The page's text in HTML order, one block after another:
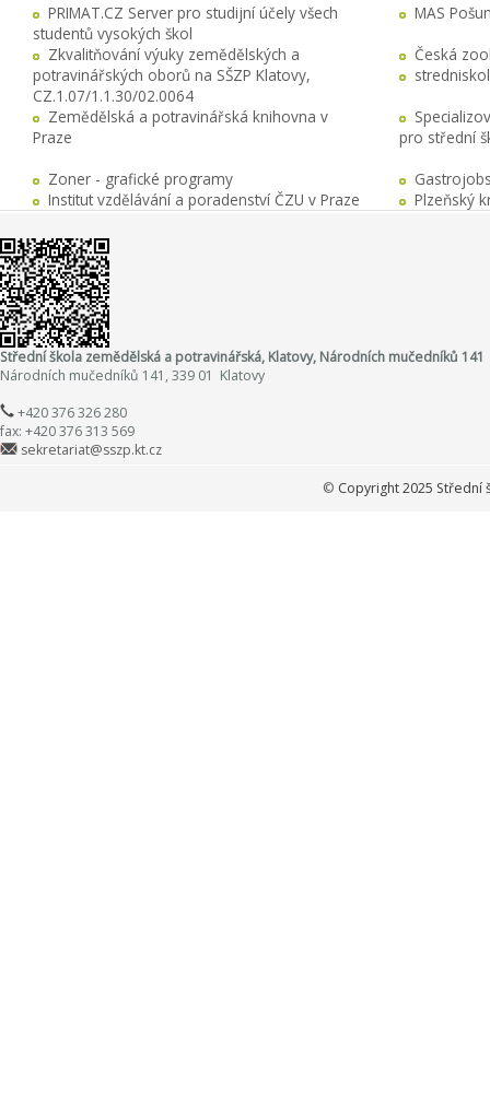
PRIMAT.CZ Server pro studijní účely všech
studentů vysokých škol
MAS
Zkvalitňování výuky zemědělských a
potravinářských oborů na SŠZP Klatovy,
CZ.1.07/1.1.30/02.0064
Česká
Zemědělská a potravinářská knihovna v
Praze
pro střední
Zoner - grafické programy
Institut vzdělávání a poradenství ČZU v Praze
Plzeňský
Střední škola zemědělská a potravinářská, Klatovy, Národních mučedníků 141
Národních mučedníků 141, 339 01 Klatovy
+420 376 326 280
fax: +420 376 313 569
sekretariat@sszp.kt.cz
© Copyright 2025 Střední